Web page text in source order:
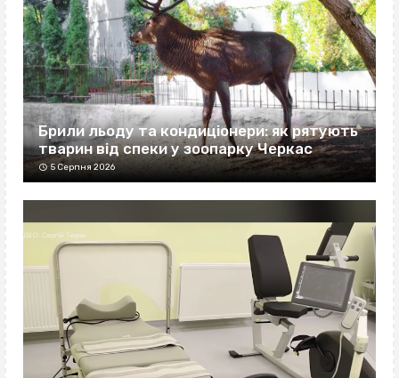
Брили льоду та кондиціонери: як рятують
тварин від спеки у зоопарку Черкас
5 Серпня 2026